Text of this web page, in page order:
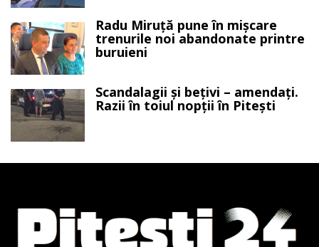
Radu Miruță pune în mișcare
trenurile noi abandonate printre
buruieni
Scandalagii și bețivi – amendați.
Razii în toiul nopții în Pitești